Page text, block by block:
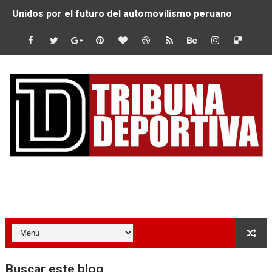
Unidos por el futuro del automovilismo peruano
De Huaraz para el mundo: La Ultra Trail Cordillera
MARATÓN DE LIMA: EL CHEQUEO MÉDICO COMO LA
CLAUDIO PIZARRO: "YO ESPERABA MUCHO MÁS DE
URUBAMBA CORONÓ A LOS ARGENTINOS
ÁNGELO CARO SE CONSAGRA SUBCAMPEÓN MUNDIAL
Buscar este blog